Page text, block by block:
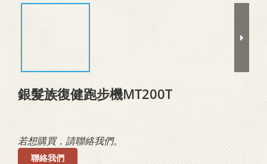
銀髮族復健跑步機MT200T
若想購買，請聯絡我們。
聯絡我們